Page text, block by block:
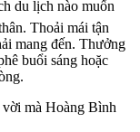
du lịch nào muốn
Thoải mái tận
mang đến. Thưởng
buổi sáng hoặc
mà Hoàng Bình